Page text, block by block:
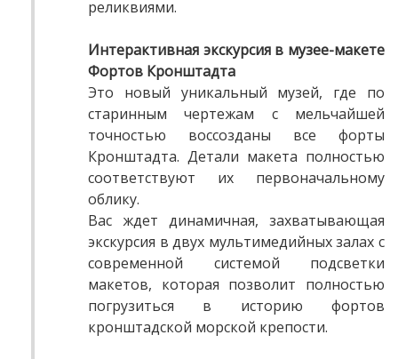
реликвиями.
Интерактивная экскурсия в музее-макете
Фортов Кронштадта
Это новый уникальный музей, где по
старинным чертежам с мельчайшей
точностью воссозданы все форты
Кронштадта. Детали макета полностью
соответствуют их первоначальному
облику.
Вас ждет динамичная, захватывающая
экскурсия в двух мультимедийных залах с
современной системой подсветки
макетов, которая позволит полностью
погрузиться в историю фортов
кронштадской морской крепости.